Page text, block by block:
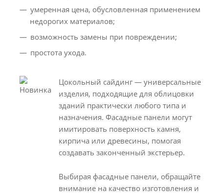
умеренная цена, обусловленная применением
недорогих материалов;
возможность замены при повреждении;
простота ухода.
Цокольный сайдинг — универсальные
изделия, подходящие для облицовки
зданий практически любого типа и
назначения. Фасадные панели могут
имитировать поверхность камня,
кирпича или древесины, помогая
создавать законченный экстерьер.
Выбирая фасадные панели, обращайте
внимание на качество изготовления и